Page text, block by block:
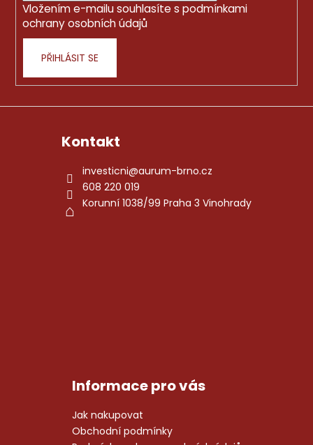
Vložením e-mailu souhlasíte s podmínkami
ochrany osobních údajů
PŘIHLÁSIT SE
Kontakt
investicni@aurum-brno.cz
608 220 019
Korunní 1038/99 Praha 3 Vinohrady
Informace pro vás
Jak nakupovat
Obchodní podmínky